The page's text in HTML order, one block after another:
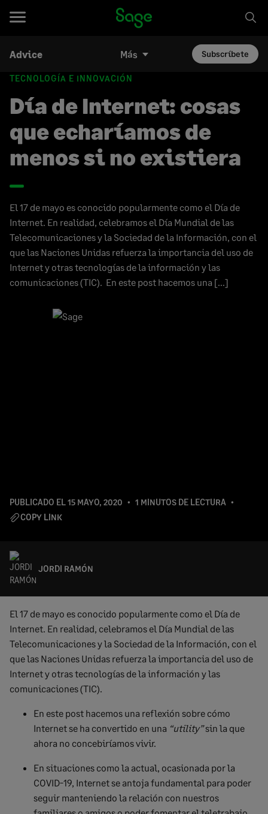
Advice Más Subscríbete
TECNOLOGÍA E INNOVACIÓN
Día de Internet: cosas
que echaríamos de
menos si no existiera
El 17 de mayo es conocido popularmente como el Día de
Internet. En realidad, celebramos el Día Mundial de las
Telecomunicaciones y la Sociedad de la Información, con el
que las Naciones Unidas refuerza la importancia del uso de
Internet y otras tecnologías de la información y las
comunicaciones (TIC). En este post hacemos una […]
PUBLICADO EL15 MAYO, 2020
1 MINUTOS DE LECTURA
COPY LINK
JORDI RAMÓN
El 17 de mayo es conocido popularmente como el Día de
Internet. En realidad, celebramos el Día Mundial de las
Telecomunicaciones y la Sociedad de la Información, con el
que las Naciones Unidas refuerza la importancia del uso de
Internet y otras tecnologías de la información y las
comunicaciones (TIC).
En este post hacemos una reflexión sobre cómo
Internet se ha convertido en una “utility”sin la que
ahora no concebiríamos vivir.
En situaciones como la actual, ocasionada por la
COVID-19, Internet se antoja fundamental para poder
seguir manteniendo la relación con nuestros